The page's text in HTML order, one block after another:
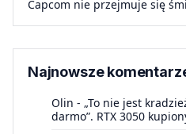
Capcom nie przejmuje się
Najnowsze
Olin - „To nie jest
darmo”. RTX 3050